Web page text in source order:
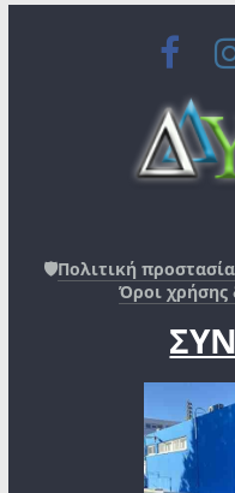
🛡️Πολιτική
Όροι